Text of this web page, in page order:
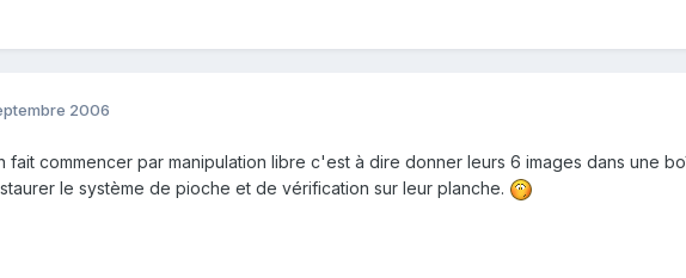
2006
fait commencer par manipulation libre c'est à dire donner leurs 6 images dans une
le système de pioche et de vérification sur leur planche.